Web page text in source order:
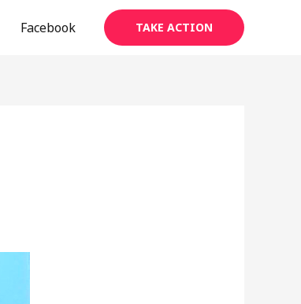
Facebook TAKE ACTION